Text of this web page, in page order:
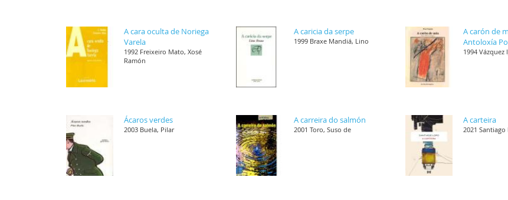
A cara oculta de Noriega
Varela
1992 Freixeiro Mato, Xosé
Ramón
A caricia da serpe
1999 Braxe Mandiá, Lino
A carón de
Antoloxía
1994 Vázquez
Ácaros verdes
2003 Buela, Pilar
A carreira do salmón
2001 Toro, Suso de
A carteira
2021 Santiago